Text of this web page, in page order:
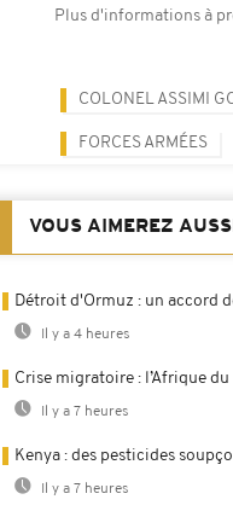
Plus d'informations à
COLONEL ASSIMI
FORCES ARMÉES
VOUS AIMEREZ AUSSI
Détroit d'Ormuz : un accord
Il y a 4 heures
Crise migratoire : l’Afrique
Il y a 7 heures
Kenya : des pesticides
Il y a 7 heures